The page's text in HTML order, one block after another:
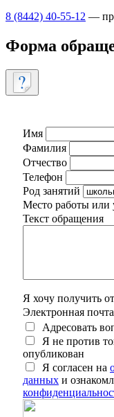
8 (8442) 40-55-12 —
Форма
Имя
Фамилия
Отчество
Телефон
Род занятий
Место работы или
Текст обращения
Я хочу получить
Электронная почта
Адресовать
Я не против
опубликован
Я согласен на
данных и